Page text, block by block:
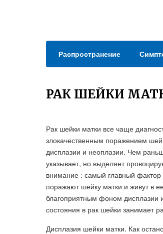
Распространение
РАК ШЕЙКИ
Рак шейки матки все чаще
злокачественным поражением
дисплазии и неоплазии. Чем
указывает, но выделяет
внимание : самый главный
поражают шейку матки и живут в
благоприятным фоном дисплазии
состояния в рак шейки занимает
Дисплазия шейки матки. Как